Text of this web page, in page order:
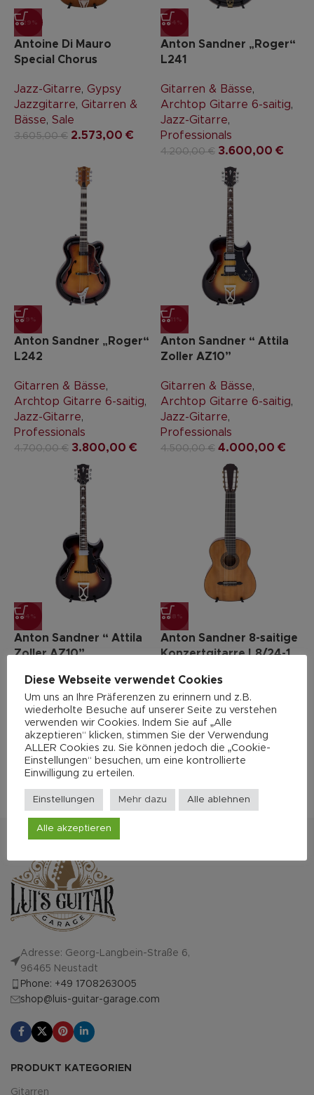
-29%
Antoine Di Mauro
Special Chorus
Jazz-Gitarre, Gypsy
Jazzgitarre, Gitarren &
Bässe, Sale
3.605,00€ 2.573,00 €
-14%
Anton Sandner „Roger“
L241
Gitarren & Bässe,
Archtop Gitarre 6-saitig,
Jazz-Gitarre,
Professionals
4.200,00€ 3.600,00 €
-19%
Anton Sandner „Roger“
L242
Gitarren & Bässe,
Archtop Gitarre 6-saitig,
Jazz-Gitarre,
Professionals
4.700,00€ 3.800,00 €
-11%
Anton Sandner “ Attila
Zoller AZ10”
Gitarren & Bässe,
Archtop Gitarre 6-saitig,
Jazz-Gitarre,
Professionals
4.500,00€ 4.000,00 €
-14%
Anton Sandner “ Attila
Zoller AZ10”
Gitarren & Bässe,
Archtop Gitarre 6-saitig,
Jazz-Gitarre,
Professionals
4.200,00€ 3.600,00€
-18%
Anton Sandner 8-saitige
Konzertgitarre L8/24-1
Gitarren & Bässe
Konzertgitarre 8-saitig
Professionals
2.882,00 € 2.350,00
Mehr zum Hersteller
Adresse: Georg-Langbein-Straße 6,
96465 Neustadt
Phone: +49 1708263005
shop@luis-guitar-garage.com
PRODUKT KATEGORIEN
Gitarren
Diese Webseite verwendet Cookies
Um uns an Ihre Präferenzen zu erinnern und z.B.
wiederholte Besuche auf unserer Seite zu verstehen
verwenden wir Cookies. Indem Sie auf „Alle
akzeptieren“ klicken, stimmen Sie der Verwendung
ALLER Cookies zu. Sie können jedoch die „Cookie-
Einstellungen“ besuchen, um eine kontrollierte
Einwilligung zu erteilen.
Einstellungen Mehr dazu Alle ablehnen
Alle akzeptieren